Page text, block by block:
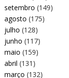
setembro (149)
agosto (175)
julho (128)
junho (117)
maio (159)
abril (131)
março (132)